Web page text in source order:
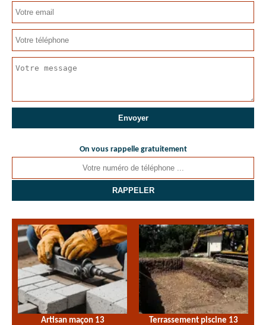
On vous rappelle gratuitement
Artisan maçon 13 Terrassement piscine 13